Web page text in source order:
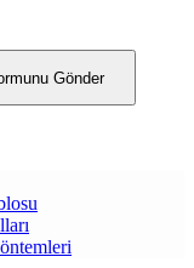
Gönder